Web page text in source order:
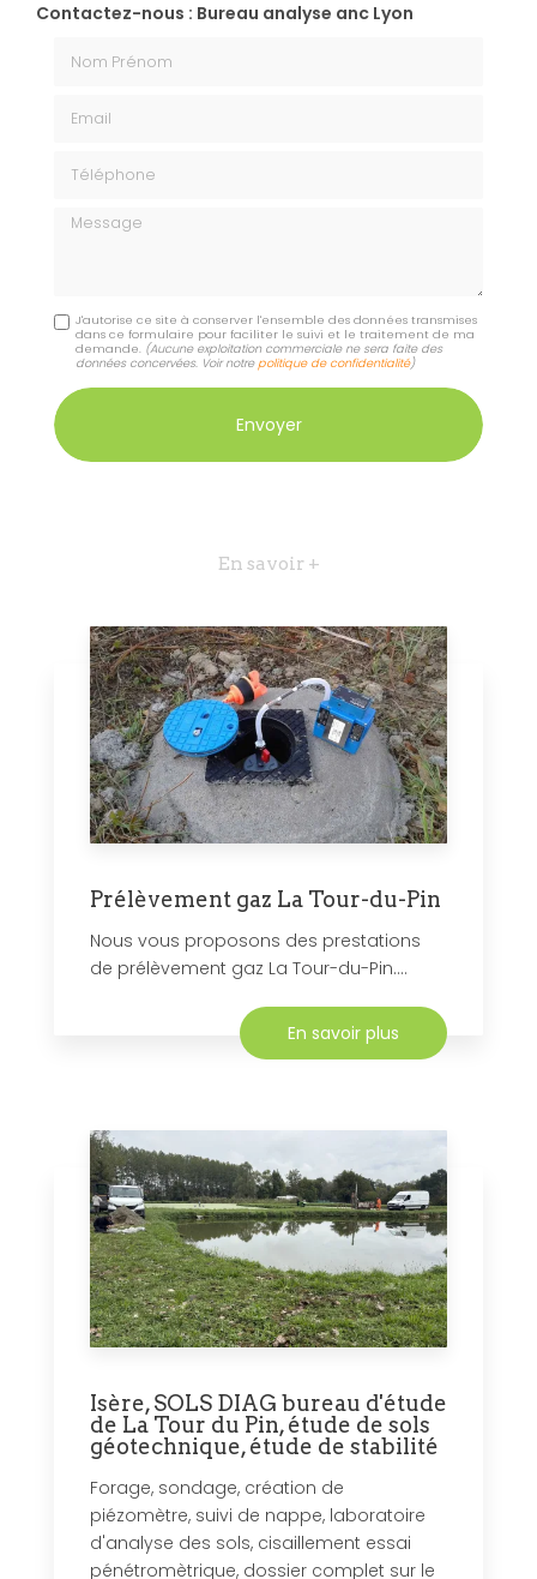
Contactez-nous : Bureau analyse anc Lyon
Nom Prénom
Téléphone
Message
J'autorise ce site à conserver l'ensemble des données transmises
dans ce formulaire pour faciliter le suivi et le traitement de ma
demande. (Aucune exploitation commerciale ne sera faite des
données concervées. Voir notrepolitique de confidentialité)
En savoir +
Prélèvement gaz La Tour-du-Pin
Nous vous proposons des prestations
de prélèvement gaz La Tour-du-Pin....
En savoir plus
Isère, SOLS DIAG bureau d'étude
de La Tour du Pin, étude de sols
géotechnique, étude de stabilité
Forage, sondage, création de
piézomètre, suivi de nappe, laboratoire
d'analyse des sols, cisaillement essai
pénétromètrique, dossier complet sur le